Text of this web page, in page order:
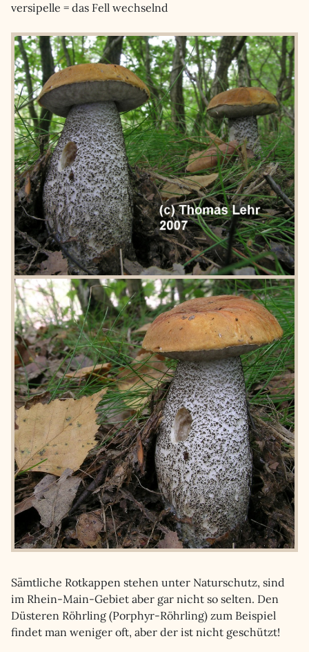
versipelle = das Fell wechselnd
Sämtliche Rotkappen stehen unter Naturschutz, sind
im Rhein-Main-Gebiet aber gar nicht so selten. Den
Düsteren Röhrling (Porphyr-Röhrling) zum Beispiel
findet man weniger oft, aber der ist nicht geschützt!